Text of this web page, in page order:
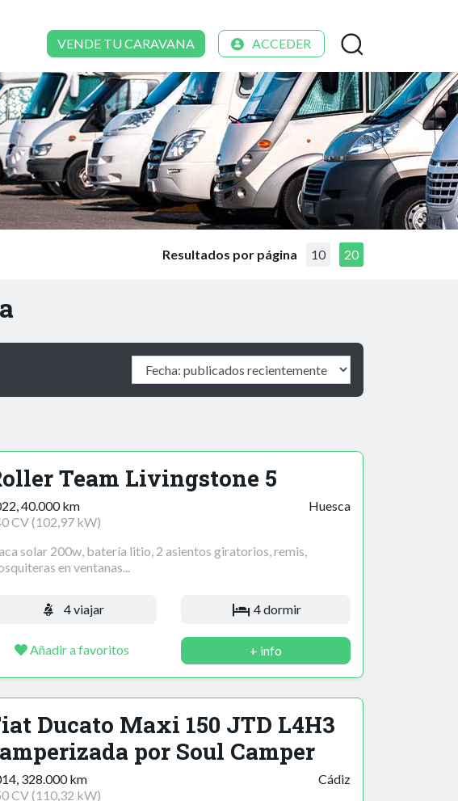
VENDE TU CARAVANA ACCEDER
Resultados por página 10 20
Team Livingstone 5
40.000 km
CV (102,97 kW)
Huesca
solar 200w, batería litio, 2 asientos giratorios, remis,
en ventanas...
4 viajar 4 dormir
Añadir a favoritos + info
Ducato Maxi 150 JTD L4H3
por Soul Camper
328.000 km
CV (110,32 kW)
Cádiz